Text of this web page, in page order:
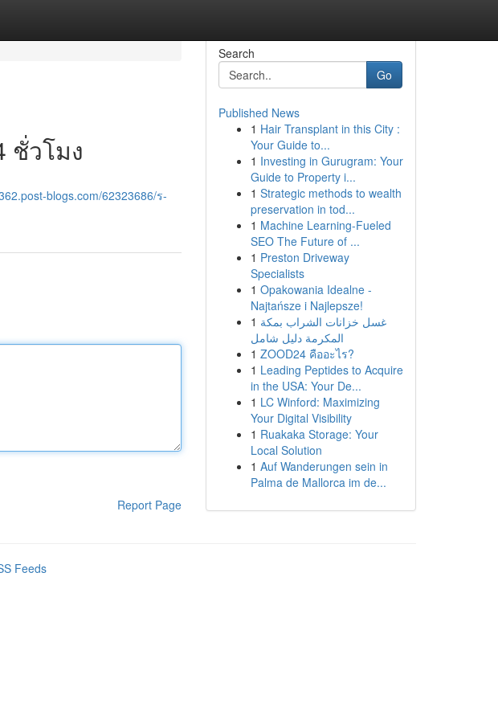
ชั่วโมง
blogs.com/62323686/ร-
Report Page
Search
Go
Published News
1 Hair Transplant in this City :
Your Guide to...
1 Investing in Gurugram: Your
Guide to Property i...
1 Strategic methods to wealth
preservation in tod...
1 Machine Learning-Fueled
SEO The Future of ...
1 Preston Driveway
Specialists
1 Opakowania Idealne -
Najtańsze i Najlepsze!
1 غسل خزانات الشراب بمكة
المكرمة دليل شامل
1 ZOOD24 คืออะไร?
1 Leading Peptides to Acquire
in the USA: Your De...
1 LC Winford: Maximizing
Your Digital Visibility
1 Ruakaka Storage: Your
Local Solution
1 Auf Wanderungen sein in
Palma de Mallorca im de...
Feeds